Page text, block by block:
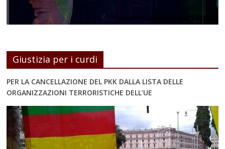
Giustizia per i curdi
PER LA CANCELLAZIONE DEL PKK DALLA LISTA DELLE
ORGANIZZAZIONI TERRORISTICHE DELL’UE